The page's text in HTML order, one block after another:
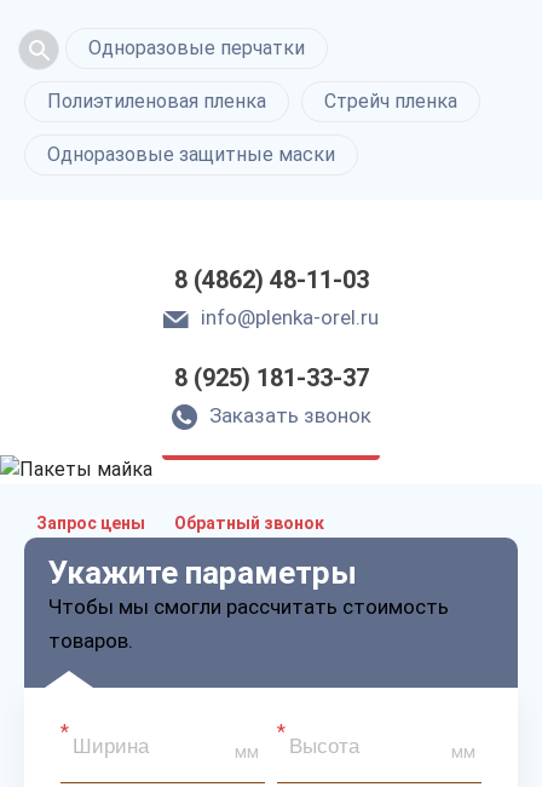
Одноразовые перчатки
Полиэтиленовая пленка Стрейч пленка
Одноразовые защитные маски
8 (4862) 48-11-03
info@plenka-orel.ru
8 (925) 181-33-37
Заказать звонок
Пакеты майка
в Орле
Запрос цены Обратный звонок
Укажите параметры
Чтобы мы смогли рассчитать стоимость
товаров.
мм мм